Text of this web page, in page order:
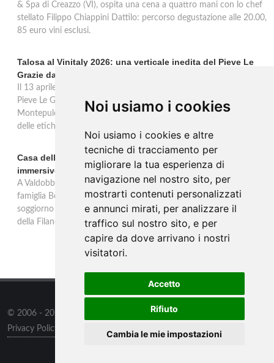
Noi usiamo i cookies
Noi usiamo i cookies e altre
tecniche di tracciamento per
migliorare la tua esperienza di
navigazione nel nostro sito, per
mostrarti contenuti personalizzati
e annunci mirati, per analizzare il
traffico sul nostro sito, e per
capire da dove arrivano i nostri
visitatori.
Accetto
Rifiuto
Cambia le mie impostazioni
& Spa di Creazzo (VI), ospita una cena a quattro mani con lo chef
stellato Filippo Chiappini Dattilo: percorso degustazione alle 20.00,
85 euro vini esclusi.
Talosa al Vinitaly 2026: una verticale inedita del Pieve Le
Grazie dal 2016 al 2020
Il 13 aprile 2026 al Vinitaly, Talosa presenta la verticale inedita del
Pieve Le Grazie: cinque annate dal 2016 al 2020 del Nobile di
Montepulciano a 95 punti Vinous, per ripercorrere la genesi di una
delle etichette iconiche di Montepulciano.
Casa dell'Artista: a Valdobbiadene apre il soggiorno
immersivo tra arte e vino di Bortolomiol
A Valdobbiadene, nel cuore delle colline Patrimonio Unesco, la
famiglia Bortolomiol apre al pubblico la Casa dell'Artista: un
soggiorno immersivo tra arte, natura e vino all'interno del Parco
della Filandetta Art and Wine Farm.
© 2006 - 2026
all rights reserved.
Privacy Policy
Preferenze sui Cookies